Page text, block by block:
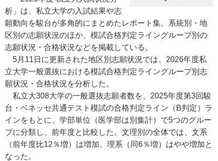
析」は、私立大学の入試結果や志
願動向を駿台が多角的にまとめたレポート集。系統別・地
区別の志願状況のほか、模試合格判定ライングループ別の
志願状況・合格状況などを掲載している。
5月11日に更新された地区別志願状況では、2026年度私
立大学一般選抜における模試合格判定ライングループ別志
願状況・合格状況を分析した。
私立大308大学の一般選抜志願者数を、2025年度第3回駿
台・ベネッセ共通テスト模試の合格判定ライン（B判定）ラ
インをもとに、学部単位（医学部は別集計）で5つのグルー
プに分類し、前年度と比較した。文理別の全体では、文系
（前年度比12％増）は増加、理系（同6％増）はやや増加と
なった。